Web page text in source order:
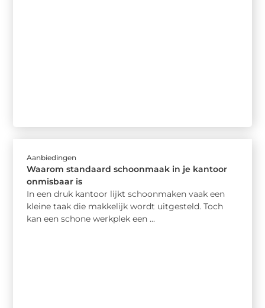
Aanbiedingen
Waarom standaard schoonmaak in je kantoor
onmisbaar is
In een druk kantoor lijkt schoonmaken vaak een
kleine taak die makkelijk wordt uitgesteld. Toch
kan een schone werkplek een ...